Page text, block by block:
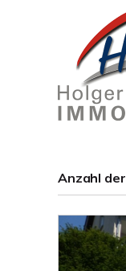
Anzahl der